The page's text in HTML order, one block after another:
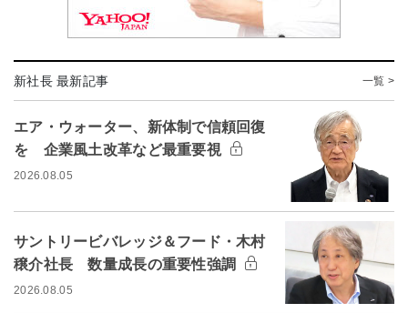
新社長 最新記事 一覧 >
エア・ウォーター、新体制で信頼回復
を 企業風土改革など最重要視
2026.08.05
サントリービバレッジ＆フード・木村
穣介社長 数量成長の重要性強調
2026.08.05